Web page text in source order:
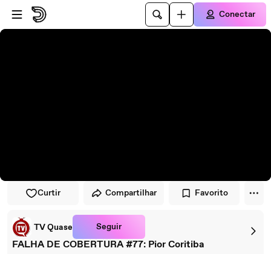
Pular para o player
Ir para o conteúdo principal
Conectar
Curtir Compartilhar Favorito
TV Quase Seguir
FALHA DE COBERTURA #77: Pior Coritiba